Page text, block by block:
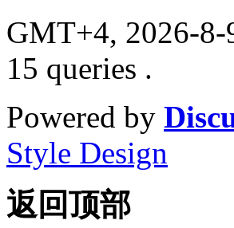
GMT+4, 2026-8-
15 queries .
Powered by
Style Design
返回顶部